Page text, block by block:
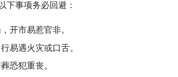
下事项务必回避：
开市易惹官非。
易遇火灾或口舌。
恐犯重丧。